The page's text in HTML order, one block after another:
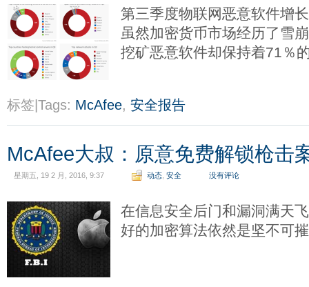
第三季度物联网恶意软件增
虽然加密货币市场经历了雪
挖矿恶意软件却保持着71％
标签|Tags: McAfee, 安全报告
McAfee大叔：原意免费解锁枪击
星期五, 19 2 月, 2016, 9:37 动态 安全 没有评论
在信息安全后门和漏洞满天
好的加密算法依然是坚不可